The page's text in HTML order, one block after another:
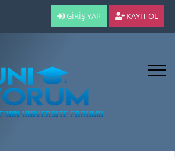
GIRIŞ YAP KAYIT OL